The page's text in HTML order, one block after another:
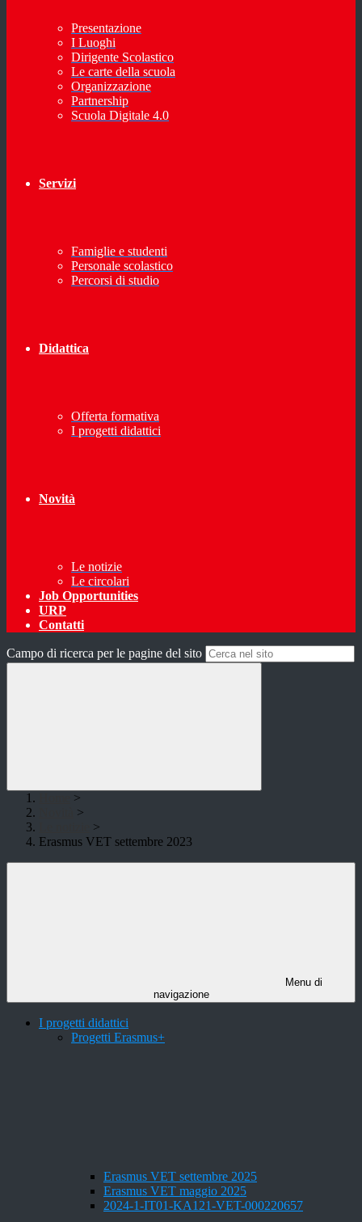
Presentazione
I Luoghi
Dirigente Scolastico
Le carte della scuola
Organizzazione
Partnership
Scuola Digitale 4.0
Servizi
Famiglie e studenti
Personale scolastico
Percorsi di studio
Didattica
Offerta formativa
I progetti didattici
Novità
Le notizie
Le circolari
Job Opportunities
URP
Contatti
Campo di ricerca per le pagine del sito
>
>
>
Erasmus VET settembre 2023
Menu di
navigazione
I progetti didattici
Progetti Erasmus+
Erasmus VET settembre 2025
Erasmus VET maggio 2025
2024-1-IT01-KA121-VET-000220657